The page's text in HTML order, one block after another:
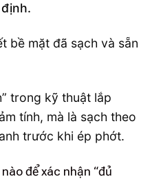
trong kỹ thuật lắp
tính, mà là sạch theo
trước khi ép phớt.
để xác nhận “đủ